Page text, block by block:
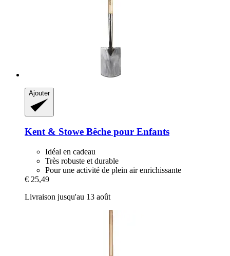
Ajouter
Kent & Stowe Bêche pour Enfants
Idéal en cadeau
Très robuste et durable
Pour une activité de plein air enrichissante
€ 25,49
Livraison jusqu'au 13 août